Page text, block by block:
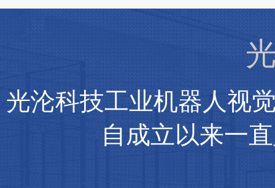
光沦科技工业机器人视
自成立以来一